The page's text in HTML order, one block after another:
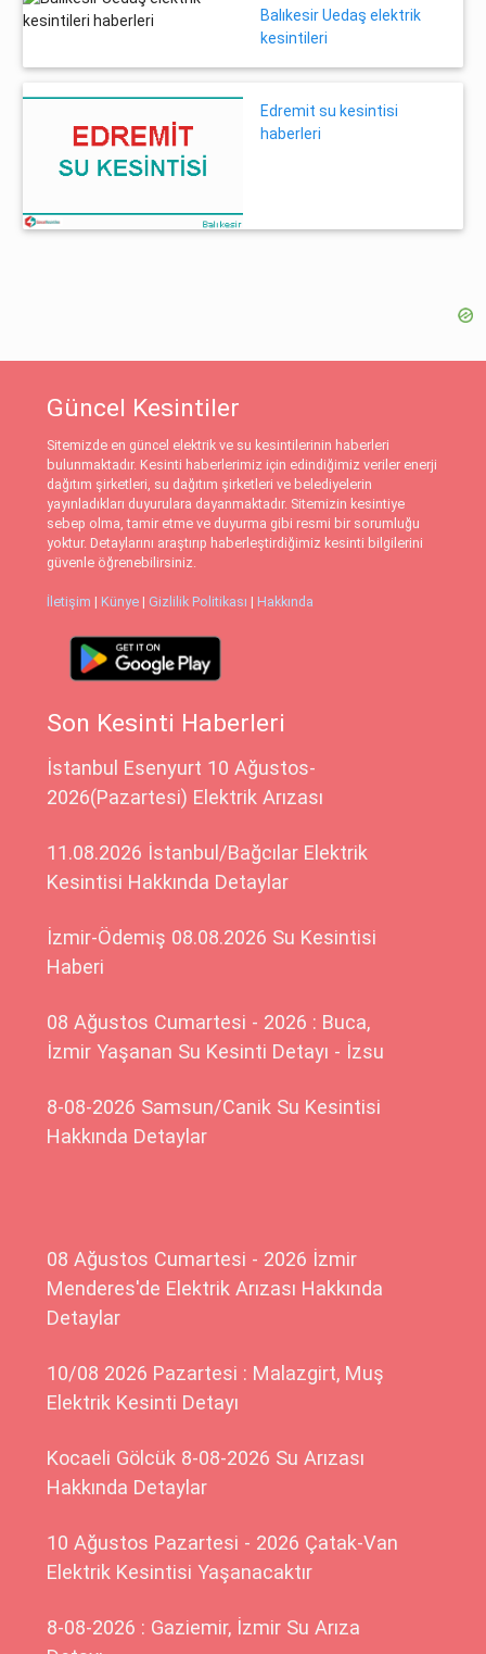
Balıkesir Uedaş elektrik
kesintileri
Edremit su kesintisi
haberleri
Güncel Kesintiler
Sitemizde en güncel elektrik ve su kesintilerinin haberleri
bulunmaktadır. Kesinti haberlerimiz için edindiğimiz veriler enerji
dağıtım şirketleri, su dağıtım şirketleri ve belediyelerin
yayınladıkları duyurulara dayanmaktadır. Sitemizin kesintiye
sebep olma, tamir etme ve duyurma gibi resmi bir sorumluğu
yoktur. Detaylarını araştırıp haberleştirdiğimiz kesinti bilgilerini
güvenle öğrenebilirsiniz.
İletişim | Künye | Gizlilik Politikası | Hakkında
Son Kesinti Haberleri
İstanbul Esenyurt 10 Ağustos-
2026(Pazartesi) Elektrik Arızası
11.08.2026 İstanbul/Bağcılar Elektrik
Kesintisi Hakkında Detaylar
İzmir-Ödemiş 08.08.2026 Su Kesintisi
Haberi
08 Ağustos Cumartesi - 2026 : Buca,
İzmir Yaşanan Su Kesinti Detayı - İzsu
8-08-2026 Samsun/Canik Su Kesintisi
Hakkında Detaylar
08 Ağustos Cumartesi - 2026 İzmir
Menderes'de Elektrik Arızası Hakkında
Detaylar
10/08 2026 Pazartesi : Malazgirt, Muş
Elektrik Kesinti Detayı
Kocaeli Gölcük 8-08-2026 Su Arızası
Hakkında Detaylar
10 Ağustos Pazartesi - 2026 Çatak-Van
Elektrik Kesintisi Yaşanacaktır
8-08-2026 : Gaziemir, İzmir Su Arıza